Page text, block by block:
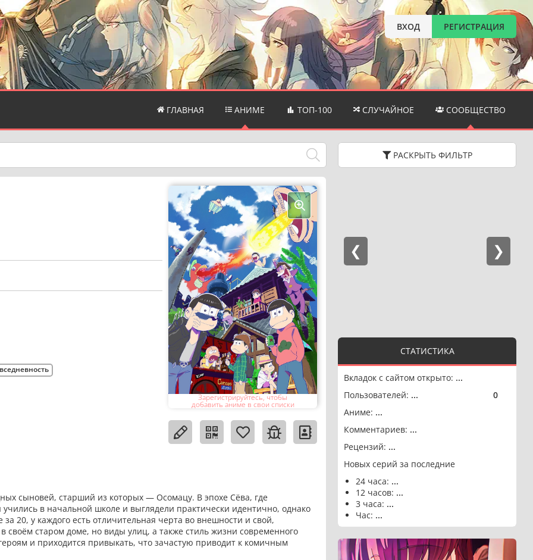
ВХОД РЕГИСТРАЦИЯ
ГЛАВНАЯ АНИМЕ ТОП-100 СЛУЧАЙНОЕ СООБЩЕСТВО
РАСКРЫТЬ ФИЛЬТР
СТАТИСТИКА
Вкладок с сайтом открыто: ...
Пользователей: ... 0
Аниме: ...
Комментариев: ...
Рецензий: ...
Новых серий за последние
24 часа: ...
12 часов: ...
3 часа: ...
Час: ...
Зарегистрируйтесь, чтобы
добавить аниме в свои списки
сыновей, старший из которых — Осомацу. В эпохе Сёва, где
в начальной школе и выглядели практически идентично, однако
20, у каждого есть отличительная черта во внешности и свой,
своём старом доме, но виды улиц, а также стиль жизни современного
и приходится привыкать, что зачастую приводит к комичным